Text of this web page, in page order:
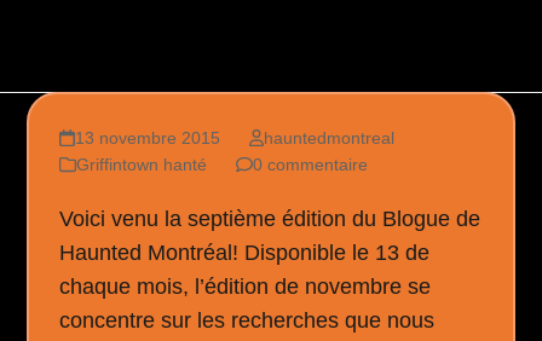
13 novembre 2015
hauntedmontreal
Griffintown hanté
0 commentaire
Voici venu la septième édition du Blogue de
Haunted Montréal! Disponible le 13 de
chaque mois, l’édition de novembre se
concentre sur les recherches que nous